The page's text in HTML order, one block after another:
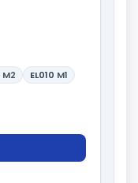
M2 EL010 M1